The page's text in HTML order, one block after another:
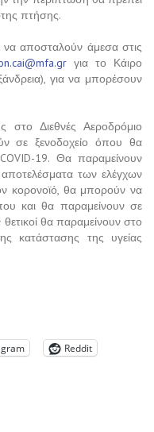
πτήσης.
να αποσταλούν άμεσα στις
για το Κάιρο
για να μπορέσουν
στο Διεθνές Αεροδρόμιο
σε ξενοδοχείο όπου θα
19. Θα παραμείνουν
των ελέγχων
κορονοϊό, θα μπορούν να
και θα παραμείνουν σε
θα παραμείνουν στο
κατάστασης της υγείας
Reddit